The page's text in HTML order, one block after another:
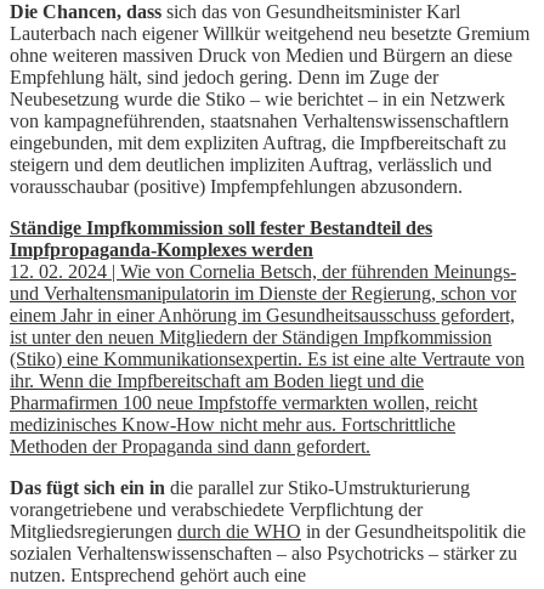
Die Chancen, dass sich das von Gesundheitsminister Karl
Lauterbach nach eigener Willkür weitgehend neu besetzte Gremium
ohne weiteren massiven Druck von Medien und Bürgern an diese
Empfehlung hält, sind jedoch gering. Denn im Zuge der
Neubesetzung wurde die Stiko – wie berichtet – in ein Netzwerk
von kampagneführenden, staatsnahen Verhaltenswissenschaftlern
eingebunden, mit dem expliziten Auftrag, die Impfbereitschaft zu
steigern und dem deutlichen impliziten Auftrag, verlässlich und
vorausschaubar (positive) Impfempfehlungen abzusondern.
Ständige Impfkommission soll fester Bestandteil des
Impfpropaganda-Komplexes werden
12. 02. 2024 | Wie von Cornelia Betsch, der führenden Meinungs-
und Verhaltensmanipulatorin im Dienste der Regierung, schon vor
einem Jahr in einer Anhörung im Gesundheitsausschuss gefordert,
ist unter den neuen Mitgliedern der Ständigen Impfkommission
(Stiko) eine Kommunikationsexpertin. Es ist eine alte Vertraute von
ihr. Wenn die Impfbereitschaft am Boden liegt und die
Pharmafirmen 100 neue Impfstoffe vermarkten wollen, reicht
medizinisches Know-How nicht mehr aus. Fortschrittliche
Methoden der Propaganda sind dann gefordert.
Das fügt sich ein in die parallel zur Stiko-Umstrukturierung
vorangetriebene und verabschiedete Verpflichtung der
Mitgliedsregierungen durch die WHO in der Gesundheitspolitik die
sozialen Verhaltenswissenschaften – also Psychotricks – stärker zu
nutzen. Entsprechend gehört auch eine